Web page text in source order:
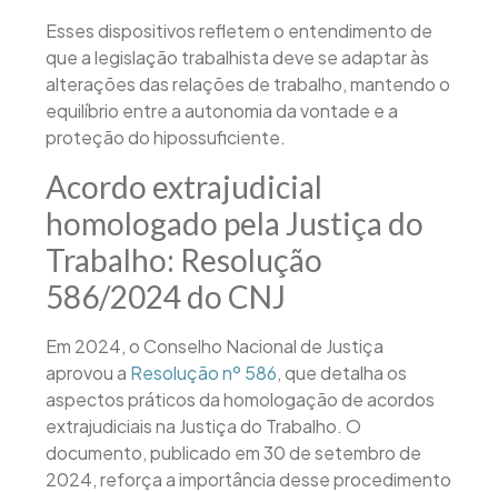
Esses dispositivos refletem o entendimento de
que a legislação trabalhista deve se adaptar às
alterações das relações de trabalho, mantendo o
equilíbrio entre a autonomia da vontade e a
proteção do hipossuficiente.
Acordo extrajudicial
homologado pela Justiça do
Trabalho: Resolução
586/2024 do CNJ
Em 2024, o Conselho Nacional de Justiça
aprovou a Resolução nº 586, que detalha os
aspectos práticos da homologação de acordos
extrajudiciais na Justiça do Trabalho. O
documento, publicado em 30 de setembro de
2024, reforça a importância desse procedimento